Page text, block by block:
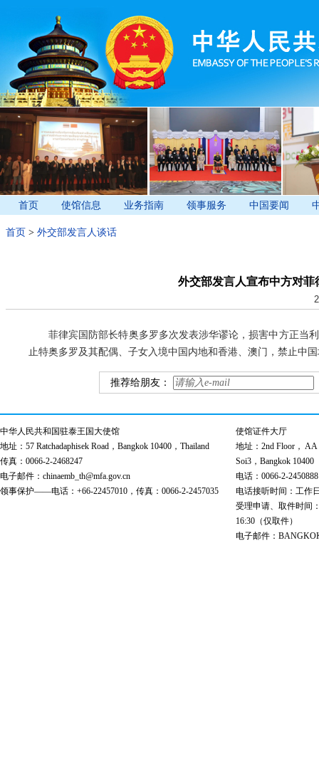
首页 使馆信息 业务指南 领事服务 中国要闻
首页 > 外交部发言人谈话
外交部发言人宣布中方对
菲律宾国防部长特奥多罗多次发表涉华谬论，损害中方正当
止特奥多罗及其配偶、子女入境中国内地和香港、澳门，禁止中
推荐给朋友：
中华人民共和国驻泰王国大使馆
地址：57 Ratchadaphisek Road，Bangkok 10400，Thailand
传真：0066-2-2468247
电子邮件：chinaemb_th@mfa.gov.cn
领事保护——电话：+66-22457010，传真：0066-2-2457035
使馆证件大厅
地址：2nd Floor， AA
Soi3，Bangkok 10400
电话：0066-2-
电话接听时间：工作
受理申请、取件时间
16:30（仅取件）
电子邮件：